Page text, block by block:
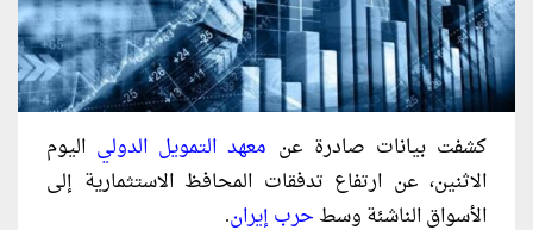
كشفت بيانات صادرة عن معهد التمويل الدولي اليوم
الاثنين، عن ارتفاع تدفقات المحافظ الاستثمارية إلى
الأسواق الناشئة وسطحرب إيران.